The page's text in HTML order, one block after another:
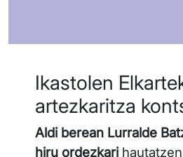
Ikastolen
artezkaritza
Aldi berean Lurralde
hiru ordezkari